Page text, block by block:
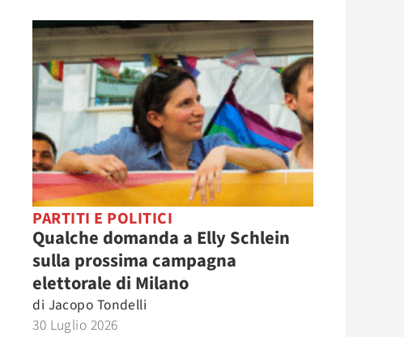
PARTITI E POLITICI
Qualche domanda a Elly Schlein
sulla prossima campagna
elettorale di Milano
di Jacopo Tondelli
30 Luglio 2026